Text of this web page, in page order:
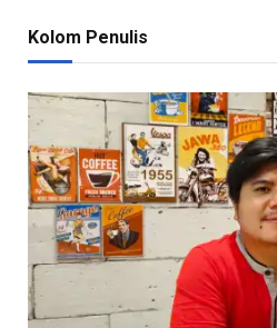
Kolom Penulis